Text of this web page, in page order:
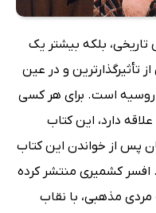
تاریخی، بلکه بیشتر یک
تأثیرگذارترین و در عین
است. برای هر کسی
دارد، این کتاب
پس از خواندن این کتاب
افسر کشمیری منتشر کرده
مذهبی، با نقاب